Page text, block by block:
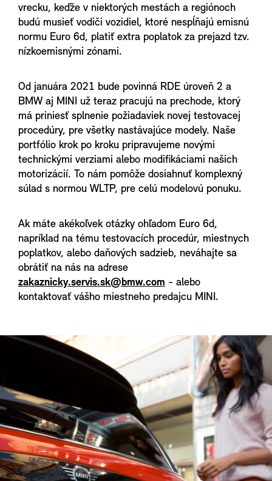
vrecku, keďže v niektorých mestách a regiónoch
budú musieť vodiči vozidiel, ktoré nespĺňajú emisnú
normu Euro 6d, platiť extra poplatok za prejazd tzv.
nízkoemisnými zónami.
Od januára 2021 bude povinná RDE úroveň 2 a
BMW aj MINI už teraz pracujú na prechode, ktorý
má priniesť splnenie požiadaviek novej testovacej
procedúry, pre všetky nastávajúce modely. Naše
portfólio krok po kroku pripravujeme novými
technickými verziami alebo modifikáciami našich
motorizácií. To nám pomôže dosiahnuť komplexný
súlad s normou WLTP, pre celú modelovú ponuku.
Ak máte akékoľvek otázky ohľadom Euro 6d,
napríklad na tému testovacích procedúr, miestnych
poplatkov, alebo daňových sadzieb, neváhajte sa
obrátiť na nás na adrese
zakaznicky.servis.sk@bmw.com - alebo
kontaktovať vášho miestneho predajcu MINI.